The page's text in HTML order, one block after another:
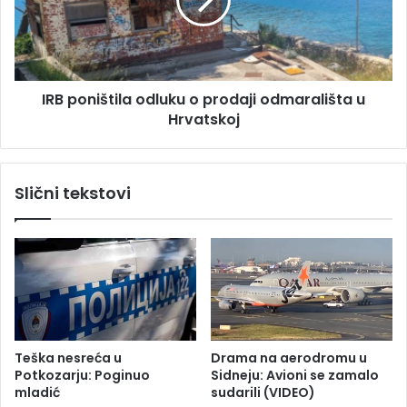
a
ž
u
j
j
d
a
z
b
o
o
n
i
š
t
l
u
o
r
o
a
j
IRB poništila odluku o prodaji odmarališta u
Hrvatskoj
Slični tekstovi
Teška nesreća u
Potkozarju: Poginuo
mladić
Drama na aerodromu u
Sidneju: Avioni se zamalo
sudarili (VIDEO)